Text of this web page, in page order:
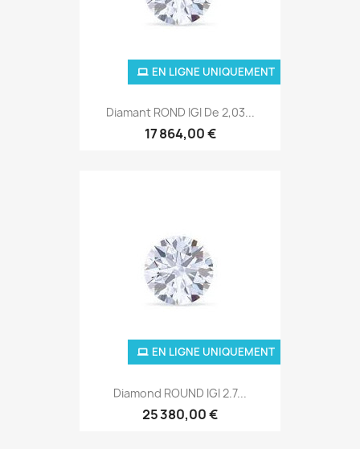
Diamant ROND IGI De 2,03...
17 864,00 €
EN LIGNE UNIQUEMENT
Diamond ROUND IGI 2.7...
25 380,00 €
EN LIGNE UNIQUEMENT